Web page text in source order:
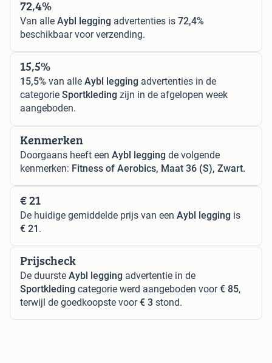
72,4%
Van alle Aybl legging advertenties is 72,4%
beschikbaar voor verzending.
15,5%
15,5% van alle Aybl legging advertenties in de
categorie Sportkleding zijn in de afgelopen week
aangeboden.
Kenmerken
Doorgaans heeft een Aybl legging de volgende
kenmerken: Fitness of Aerobics, Maat 36 (S), Zwart.
€ 21
De huidige gemiddelde prijs van een Aybl legging is
€ 21 .
Prijscheck
De duurste Aybl legging advertentie in de
Sportkleding categorie werd aangeboden voor€ 85,
terwijl de goedkoopste voor€ 3 stond.